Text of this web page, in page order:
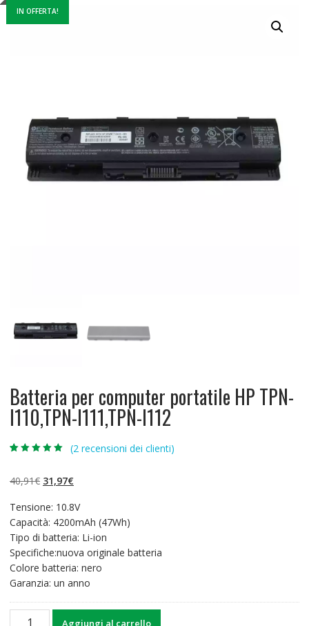
IN OFFERTA!
Batteria per computer portatile HP TPN-
I110,TPN-I111,TPN-I112
base di
recensioni
(2 recensioni dei clienti)
40,91€ Il
originale
era:
40,91€.
31,97€Il
attuale
è:
31,97€.
Tensione: 10.8V
Capacità: 4200mAh (47Wh)
Tipo di batteria: Li-ion
Specifiche:nuova originale batteria
Colore batteria: nero
Garanzia: un anno
Batteria
Aggiungi al carrello